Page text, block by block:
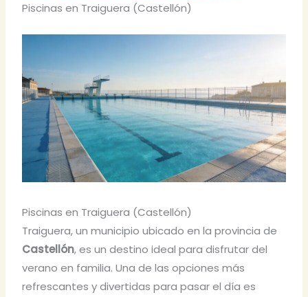
Piscinas en Traiguera (Castellón)
Piscinas en Traiguera (Castellón)
Traiguera, un municipio ubicado en la provincia de
Castellón, es un destino ideal para disfrutar del
verano en familia. Una de las opciones más
refrescantes y divertidas para pasar el día es